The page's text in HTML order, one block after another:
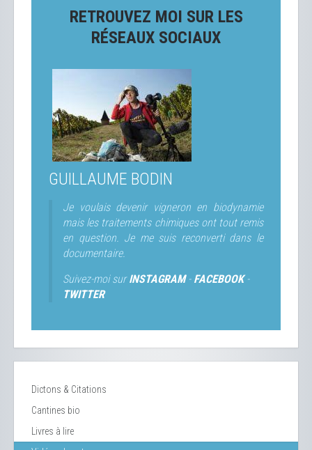
RETROUVEZ MOI SUR LES
RÉSEAUX SOCIAUX
GUILLAUME BODIN
Je voulais devenir vigneron en biodynamie
mais les traitements chimiques ont tout remis
en question. Je me suis reconverti dans le
documentaire.
Suivez-moi surINSTAGRAM- FACEBOOK-
TWITTER
Dictons & Citations
Cantines bio
Livres à lire